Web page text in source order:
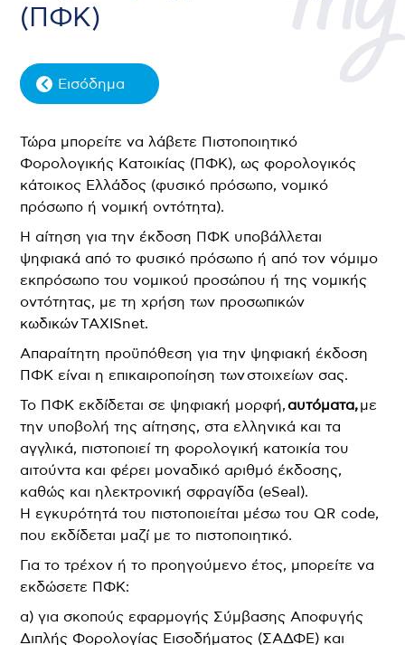
(ΠΦΚ)
Εισόδημα
Τώρα μπορείτε να λάβετε Πιστοποιητικό
Φορολογικής Κατοικίας (ΠΦΚ), ως φορολογικός
κάτοικος Ελλάδος (φυσικό πρόσωπο, νομικό
πρόσωπο ή νομική οντότητα).
Η αίτηση για την έκδοση ΠΦΚ υποβάλλεται
ψηφιακά από το φυσικό πρόσωπο ή από τον νόμιμο
εκπρόσωπο του νομικού προσώπου ή της νομικής
οντότητας, με τη χρήση των προσωπικών
κωδικών TAXISnet.
Απαραίτητη προϋπόθεση για την ψηφιακή έκδοση
ΠΦΚ είναι η επικαιροποίηση των στοιχείων σας.
Το ΠΦΚ εκδίδεται σε ψηφιακή μορφή,αυτόματα,με
την υποβολή της αίτησης, στα ελληνικά και τα
αγγλικά, πιστοποιεί τη φορολογική κατοικία του
αιτούντα και φέρει μοναδικό αριθμό έκδοσης,
καθώς και ηλεκτρονική σφραγίδα (eSeal).
Η εγκυρότητά του πιστοποιείται μέσω του QR code,
που εκδίδεται μαζί με το πιστοποιητικό.
Για το τρέχον ή το προηγούμενο έτος, μπορείτε να
εκδώσετε ΠΦΚ:
α) για σκοπούς εφαρμογής Σύμβασης Αποφυγής
Διπλής Φορολογίας Εισοδήματος (ΣΑΔΦΕ) και